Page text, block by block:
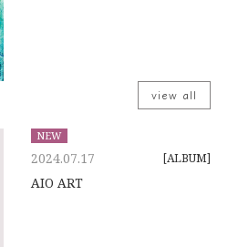
ジを開いて右側にある写真」
～2014年9月14日23:59まで）
view all
NEW
2024.07.17 [ALBUM]
AIO ART